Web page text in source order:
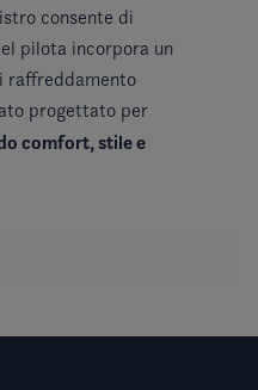
consente di
pilota incorpora un
raffreddamento
progettato per
comfort, stile e